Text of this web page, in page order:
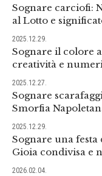
Sognare carciofi:
al Lotto e
2025.12.29.
Sognare il colore
creatività e
2025.12.27.
Sognare
Smorfia
2025.12.29.
Sognare una
Gioia condivisa e
2026.02.04.